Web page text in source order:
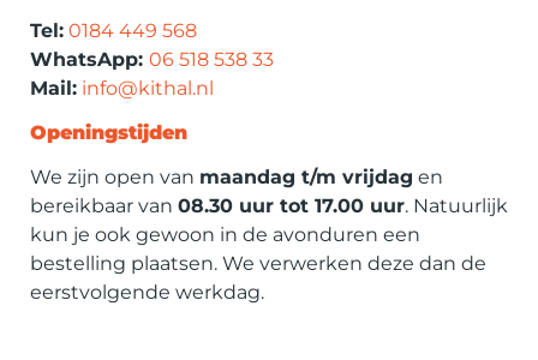
Tel: 0184 449 568
WhatsApp: 06 518 538 33
Mail: info@kithal.nl
Openingstijden
We zijn open van maandag t/m vrijdag en
bereikbaar van 08.30 uur tot 17.00 uur. Natuurlijk
kun je ook gewoon in de avonduren een
bestelling plaatsen. We verwerken deze dan de
eerstvolgende werkdag.